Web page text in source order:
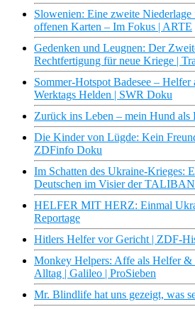
Slowenien: Eine zweite
offenen Karten – Im Fokus | ARTE
Gedenken und Leugnen: Der
Rechtfertigung für neue Kriege |
Sommer-Hotspot Badesee – Helfer
Werktags Helden | SWR Doku
Zurück ins Leben – mein Hund
Die Kinder von Lügde: Kein
ZDFinfo Doku
Im Schatten des Ukraine-Krieges:
Deutschen im Visier der
HELFER MIT HERZ: Einmal
Reportage
Hitlers Helfer vor Gericht | ZDF-
Monkey Helpers: Affe als Helfer &
Alltag | Galileo | ProSieben
Mr. Blindlife hat uns gezeigt, was